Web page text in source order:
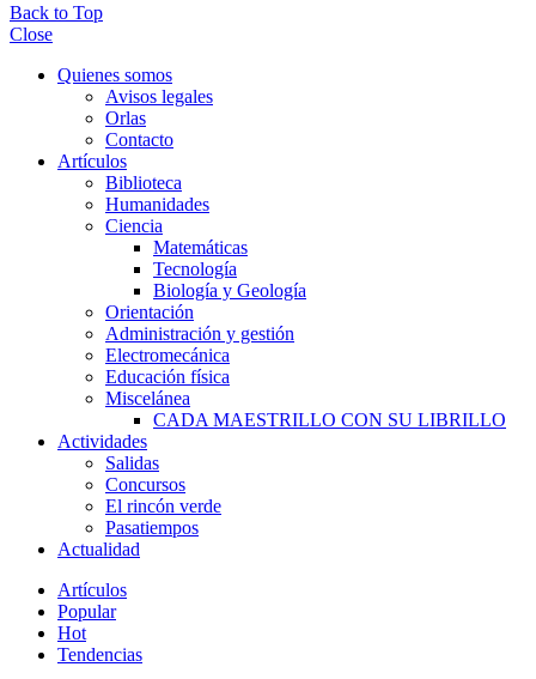
Back to Top
Close
Quienes somos
Avisos legales
Orlas
Contacto
Artículos
Biblioteca
Humanidades
Ciencia
Matemáticas
Tecnología
Biología y Geología
Orientación
Administración y gestión
Electromecánica
Educación física
Miscelánea
CADA MAESTRILLO CON SU LIBRILLO
Actividades
Salidas
Concursos
El rincón verde
Pasatiempos
Actualidad
Artículos
Popular
Hot
Tendencias